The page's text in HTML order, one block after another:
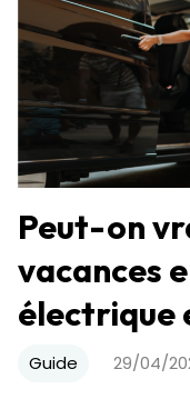
Peut-on
vacances
électrique
Guide 29/04/